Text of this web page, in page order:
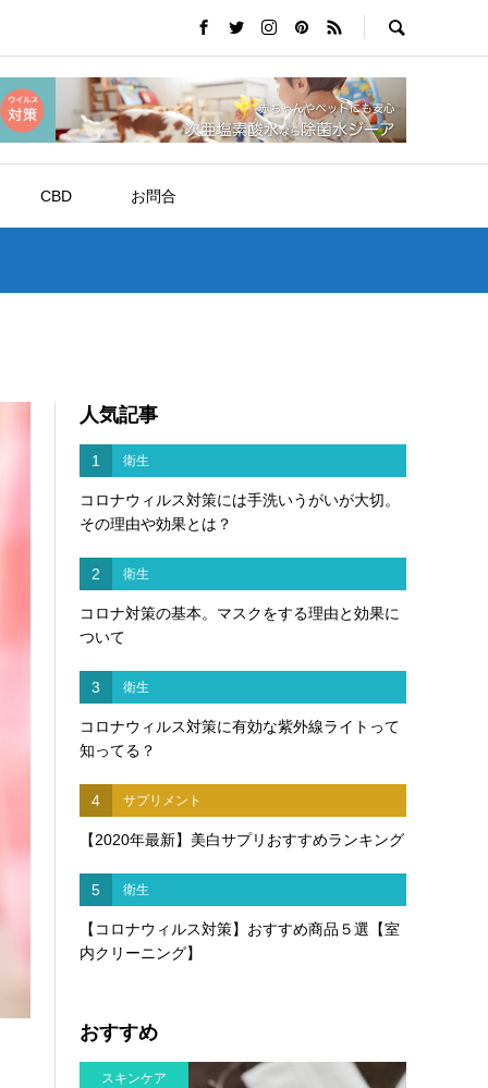
CBD お問合
人気記事
1 衛生
コロナウィルス対策には手洗いうがいが大切。
その理由や効果とは？
2 衛生
コロナ対策の基本。マスクをする理由と効果に
ついて
3 衛生
コロナウィルス対策に有効な紫外線ライトって
知ってる？
4 サプリメント
【2020年最新】美白サプリおすすめランキング
5 衛生
【コロナウィルス対策】おすすめ商品５選【室
内クリーニング】
おすすめ
スキンケア